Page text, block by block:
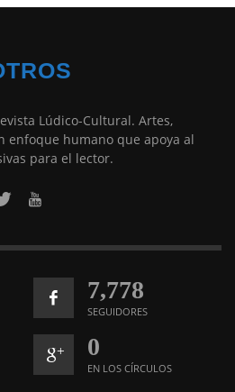
Lúdico-Cultural. Artes,
enfoque humano que apoya al
para el lector.
7,778
SEGUIDORES
0
EN LOS CÍRCULOS